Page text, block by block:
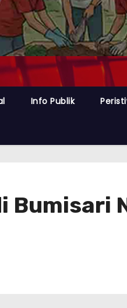
Info Publik
Bumisari